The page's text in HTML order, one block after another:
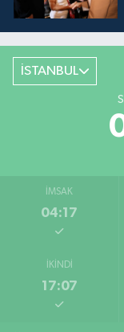
İSTANBUL
İMSAK
04:17
İKINDI
17:07